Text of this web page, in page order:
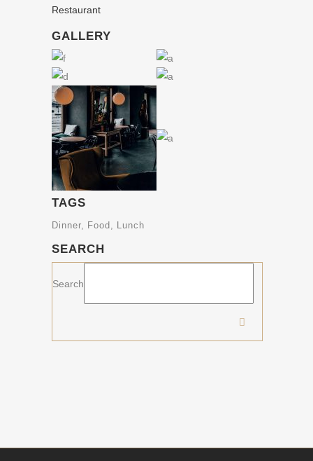
Restaurant
GALLERY
TAGS
Dinner Food Lunch
SEARCH
Search